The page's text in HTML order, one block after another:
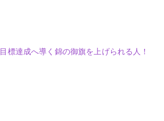
標達成へ導く錦の御旗を上げられる人！